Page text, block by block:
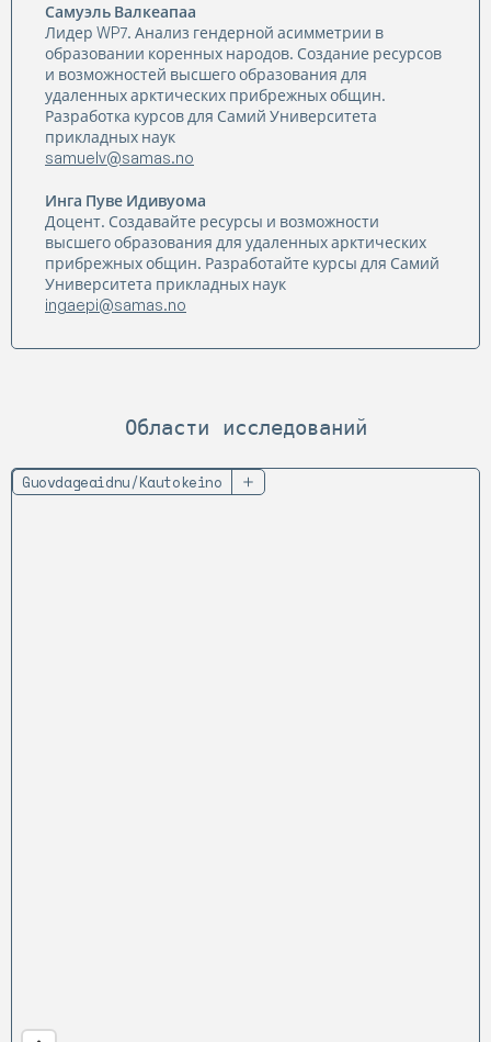
Самуэль Валкеапаа
Лидер WP7. Анализ гендерной асимметрии в
образовании коренных народов. Создание ресурсов
и возможностей высшего образования для
удаленных арктических прибрежных общин.
Разработка курсов для Самий Университета
прикладных наук
samuelv@samas.no
Инга Пуве Идивуома
Доцент. Создавайте ресурсы и возможности
высшего образования для удаленных арктических
прибрежных общин. Разработайте курсы для Самий
Университета прикладных наук
ingaepi@samas.no
Области исследований
Guovdageaidnu/Kautokeino